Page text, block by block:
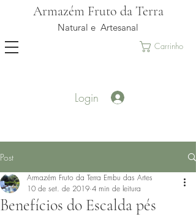
Armazém Fruto da Terra
Natural e Artesanal
Carrinho
Login
Post
Benefícios do Escalda pés
Armazém Fruto da Terra Embu das Artes
10 de set. de 2019 4 min de leitura